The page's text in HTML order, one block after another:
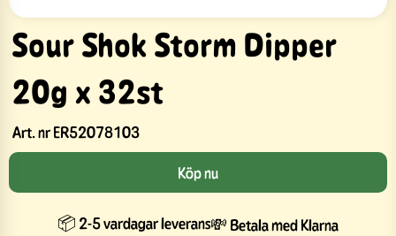
Sour Shok Storm Dipper
20g x 32st
Art. nrER52078103
Köp nu
📦 2-5 vardagar leverans💸 Betala med Klarna